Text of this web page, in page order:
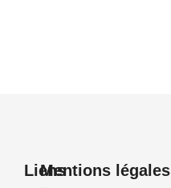
Liens
Mentions légales